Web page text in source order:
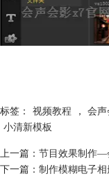
3、首先在时间轨道上插
会声会影“自定义滤镜”
1）第一帧的参数为：宽
2）在1.13秒的时候插入
标签： 视频教程 ， 会声
小清新模板
上一篇： 节目效果制作—
下一篇： 制作模糊电子